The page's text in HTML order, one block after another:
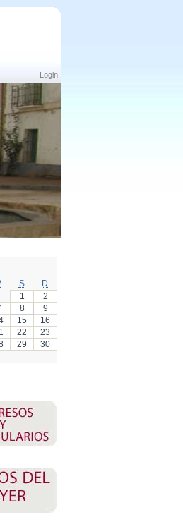
Login
S
D
1
2
8
9
15
16
22
23
29
30